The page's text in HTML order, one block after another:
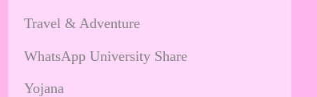
Travel & Adventure
WhatsApp University Share
Yojana